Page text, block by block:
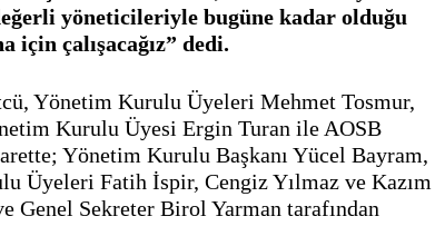
yöneticileriyle bugüne kadar olduğu
için çalışacağız” dedi.
Yönetim Kurulu Üyeleri Mehmet Tosmur,
Kurulu Üyesi Ergin Turan ile AOSB
Yönetim Kurulu Başkanı Yücel Bayram,
Üyeleri Fatih İspir, Cengiz Yılmaz ve Kazım
Genel Sekreter Birol Yarman tarafından